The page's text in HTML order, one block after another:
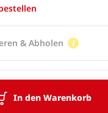
In den Warenkorb
& Abholen